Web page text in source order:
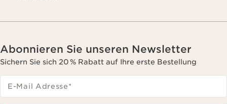
Abonnieren Sie unseren Newsletter
Sichern Sie sich 20 % Rabatt auf Ihre erste Bestellung
E-Mail Adresse*